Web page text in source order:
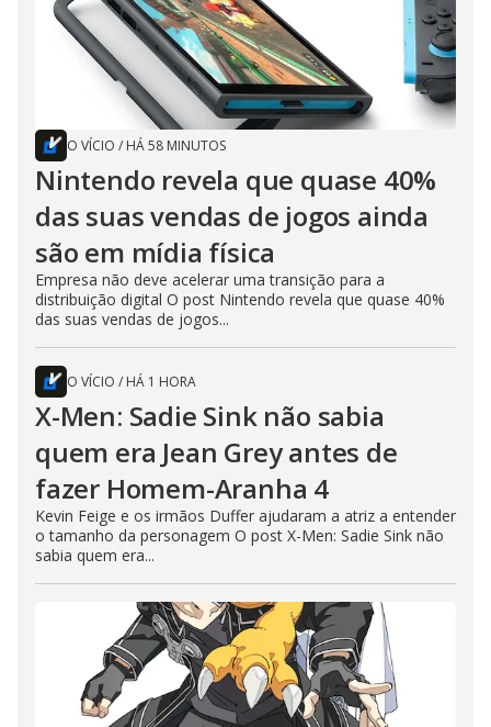
O VÍCIO / HÁ 58 MINUTOS
Nintendo revela que quase 40%
das suas vendas de jogos ainda
são em mídia física
Empresa não deve acelerar uma transição para a
distribuição digital O post Nintendo revela que quase 40%
das suas vendas de jogos...
O VÍCIO / HÁ 1 HORA
X-Men: Sadie Sink não sabia
quem era Jean Grey antes de
fazer Homem-Aranha 4
Kevin Feige e os irmãos Duffer ajudaram a atriz a entender
o tamanho da personagem O post X-Men: Sadie Sink não
sabia quem era...